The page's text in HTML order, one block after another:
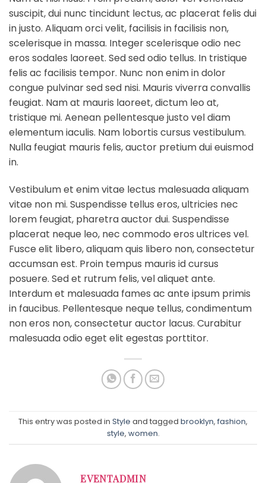
suscipit, dui nunc tincidunt lectus, ac placerat felis dui
in justo. Aliquam orci velit, facilisis in facilisis non,
scelerisque in massa. Integer scelerisque odio nec
eros sodales laoreet. Sed sed odio tellus. In tristique
felis ac facilisis tempor. Nunc non enim in dolor
congue pulvinar sed sed nisi. Mauris viverra convallis
feugiat. Nam at mauris laoreet, dictum leo at,
tristique mi. Aenean pellentesque justo vel diam
elementum iaculis. Nam lobortis cursus vestibulum.
Nulla feugiat mauris felis, auctor pretium dui euismod
in.
Vestibulum et enim vitae lectus malesuada aliquam
vitae non mi. Suspendisse tellus eros, ultricies nec
lorem feugiat, pharetra auctor dui. Suspendisse
placerat neque leo, nec commodo eros ultrices vel.
Fusce elit libero, aliquam quis libero non, consectetur
accumsan est. Proin tempus mauris id cursus
posuere. Sed et rutrum felis, vel aliquet ante.
Interdum et malesuada fames ac ante ipsum primis
in faucibus. Pellentesque neque tellus, condimentum
non eros non, consectetur auctor lacus. Curabitur
malesuada odio eget elit egestas porttitor.
This entry was posted in Style and tagged brooklyn, fashion,
style, women.
EVENTADMIN